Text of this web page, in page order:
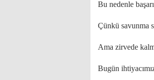
Bu nedenle
Çünkü savunma
Ama zirvede
Bugün